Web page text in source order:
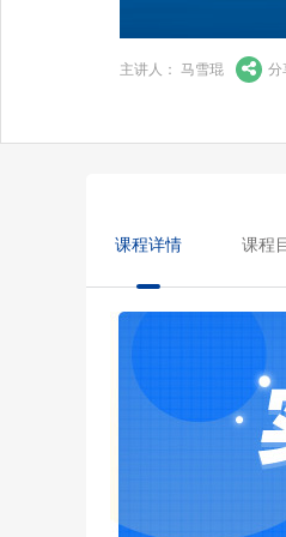
主讲人： 马雪琨 分
课程详情 课程